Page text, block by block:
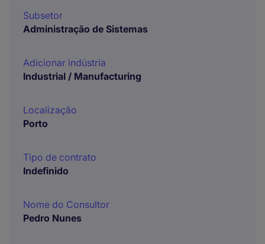
Subsetor
Administração de Sistemas
Adicionar indústria
Industrial / Manufacturing
Localização
Porto
Tipo de contrato
Indefinido
Nome do Consultor
Pedro Nunes